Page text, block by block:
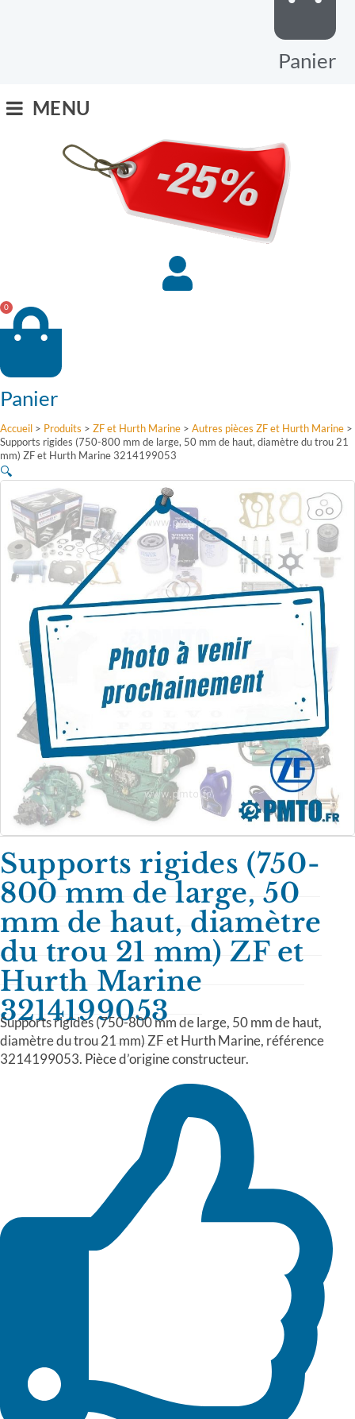
Panier
MENU
0
Panier
Accueil > Produits > ZF et Hurth Marine > Autres pièces ZF et Hurth Marine >
Supports rigides (750-800 mm de large, 50 mm de haut, diamètre du trou 21
mm) ZF et Hurth Marine 3214199053
🔍
Supports rigides (750-
800 mm de large, 50
mm de haut, diamètre
du trou 21 mm) ZF et
Hurth Marine
3214199053
Supports rigides (750-800 mm de large, 50 mm de haut,
diamètre du trou 21 mm) ZF et Hurth Marine, référence
3214199053. Pièce d’origine constructeur.